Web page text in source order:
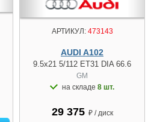
АРТИКУЛ:473143
AUDI A102
9.5x21 5/112 ET31 DIA 66.6
GM
на складе 8 шт.
29 375 ₽ / диск